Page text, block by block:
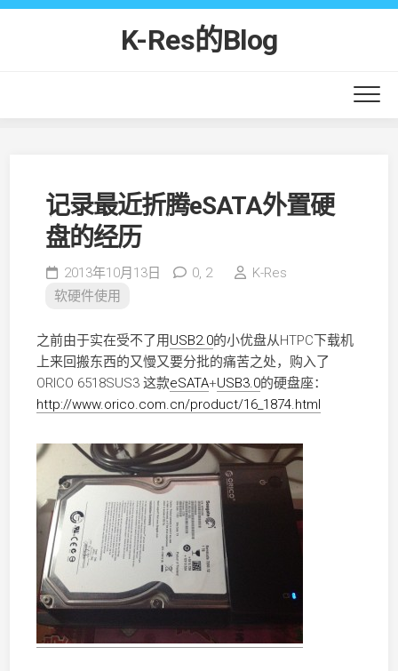
Skip
K-Res的Blog
记录最近折腾eSATA外置硬
盘的经历
2013年10月13日 0, 2
K-Res
软硬件使用
之前由于实在受不了用USB2.0的小优盘从HTPC下载机
上来回搬东西的又慢又要分批的痛苦之处，购入了
ORICO 6518SUS3 这款eSATA+USB3.0的硬盘座：
http://www.orico.com.cn/product/16_1874.html